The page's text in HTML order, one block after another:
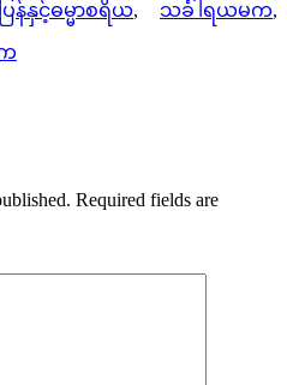
န်နှင့်ဓမ္မာစရိယ, သင်္ခါရယမက,
Required fields are